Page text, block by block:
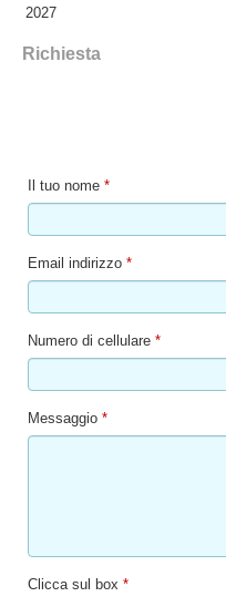
2027
Richiesta
Il tuo nome *
Email indirizzo *
Numero di cellulare *
Messaggio *
Clicca sul box *